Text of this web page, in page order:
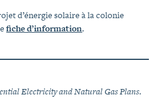
d’énergie solaire à la colonie
fiche d’information.
Electricity and Natural Gas Plans.